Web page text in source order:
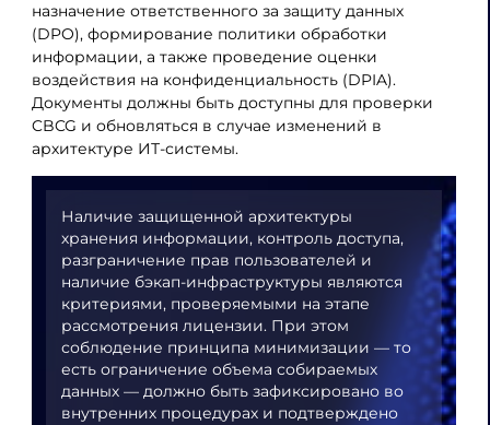
назначение ответственного за защиту данных
(DPO), формирование политики обработки
информации, а также проведение оценки
воздействия на конфиденциальность (DPIA).
Документы должны быть доступны для проверки
CBCG и обновляться в случае изменений в
архитектуре ИТ-системы.
Наличие защищенной архитектуры
хранения информации, контроль доступа,
разграничение прав пользователей и
наличие бэкап-инфраструктуры являются
критериями, проверяемыми на этапе
рассмотрения лицензии. При этом
соблюдение принципа минимизации — то
есть ограничение объема собираемых
данных — должно быть зафиксировано во
внутренних процедурах и подтверждено